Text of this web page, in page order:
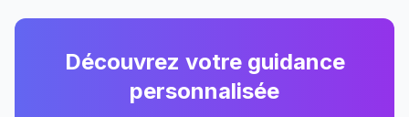
Découvrez votre guidance
personnalisée